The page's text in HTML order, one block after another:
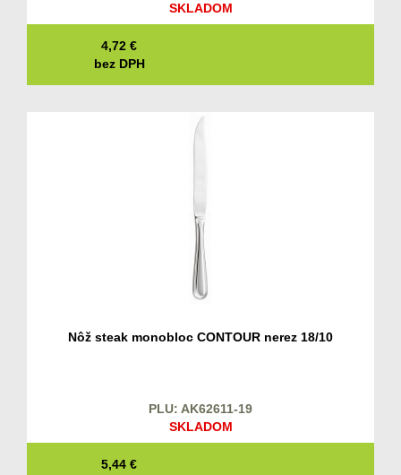
SKLADOM
4,72 €
bez DPH
Nôž steak monobloc CONTOUR nerez 18/10
PLU: AK62611-19
SKLADOM
5,44 €